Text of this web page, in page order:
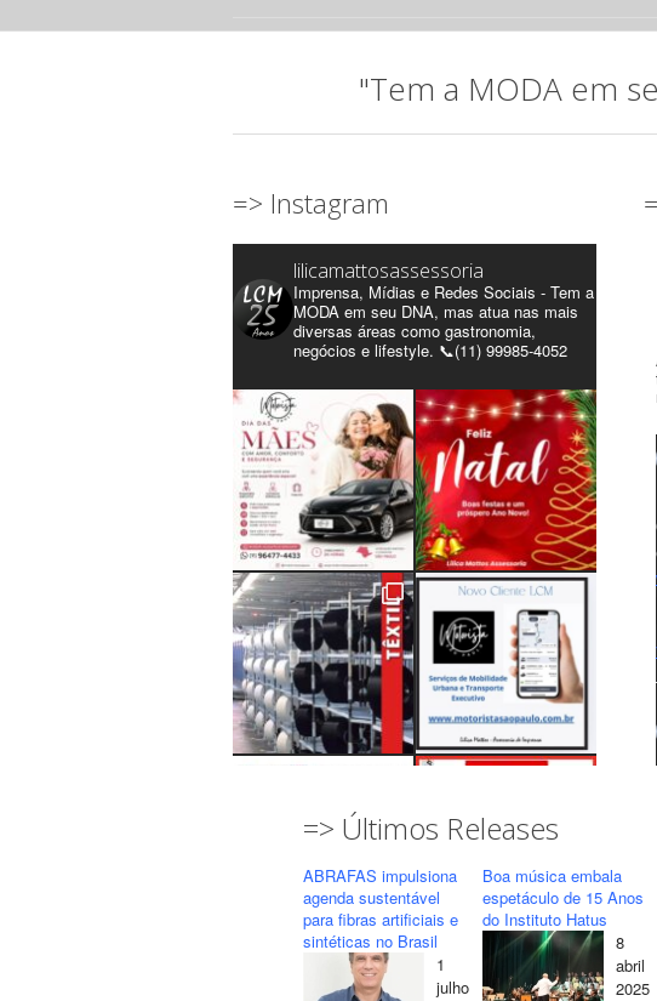
"Tem a MODA em
=> Instagram
lilicamattosassessoria
Imprensa, Mídias e Redes Sociais - Tem a
MODA em seu DNA, mas atua nas mais
diversas áreas como gastronomia,
negócios e lifestyle. 📞(11) 99985-4052
Carregar mais... Seguir
=> Últimos Releases
ABRAFAS impulsiona
agenda sustentável
para fibras artificiais e
sintéticas no Brasil
1
julho
Boa música embala
espetáculo de 15 Anos
do Instituto Hatus
8
abril
2025